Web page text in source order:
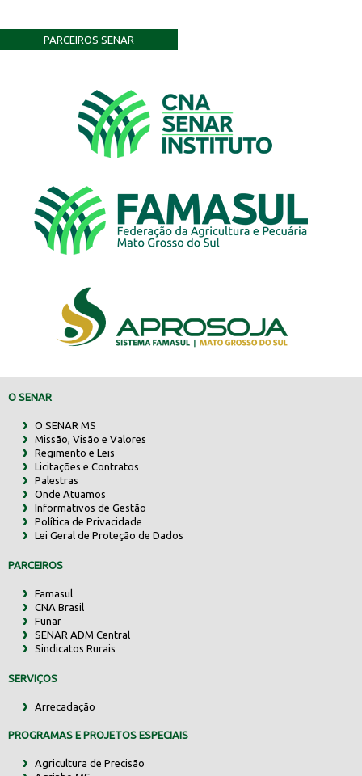
PARCEIROS SENAR
O SENAR
O SENAR MS
Missão, Visão e Valores
Regimento e Leis
Licitações e Contratos
Palestras
Onde Atuamos
Informativos de Gestão
Política de Privacidade
Lei Geral de Proteção de Dados
PARCEIROS
Famasul
CNA Brasil
Funar
SENAR ADM Central
Sindicatos Rurais
SERVIÇOS
Arrecadação
PROGRAMAS E PROJETOS ESPECIAIS
Agricultura de Precisão